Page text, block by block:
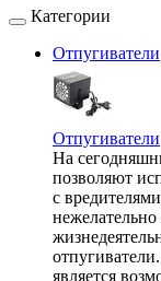
Категории
Отпугиватели
Отпугиватели
На
позволяют
с
нежелательно
является